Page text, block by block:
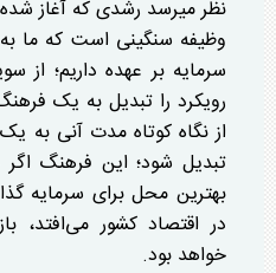
نظر میرسد رشدی که آغاز
وظیفه سنگینی است که ما به
سرمایه بر عهده داریم؛ از
رویکرد را تبدیل به یک
از نگاه کوتاه مدت آنی به
تبدیل شود؛ این فرهنگ اگر
بهترین محل برای سرمایه
در اقتصاد کشور می‌افتد،
خواهد بود.